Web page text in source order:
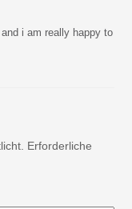
i am really happy to
Erforderliche